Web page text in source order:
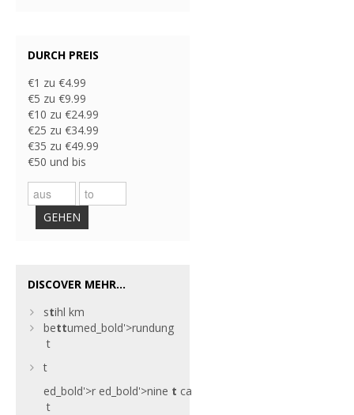
DURCH PREIS
€1 zu €4.99
€5 zu €9.99
€10 zu €24.99
€25 zu €34.99
€35 zu €49.99
€50 und bis
GEHEN
DISCOVER MEHR...
stihl km
bettum
t
ed_bold'>rundung
t
ed_bold'>r
t
ed_bold'>nine t ca